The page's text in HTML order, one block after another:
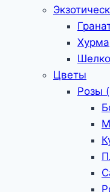
Хурма
Цветы
Розы